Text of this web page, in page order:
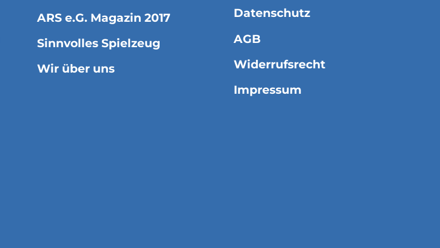
ARS e.G. Magazin 2017
Sinnvolles Spielzeug
Wir über uns
Datenschutz
AGB
Widerrufsrecht
Impressum